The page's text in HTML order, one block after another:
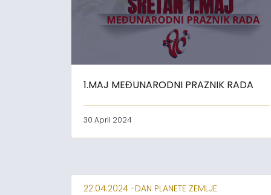
1.MAJ MEĐUNARODNI PRAZNIK RADA
30 April 2024
22.04.2024 -DAN PLANETE ZEMLJE